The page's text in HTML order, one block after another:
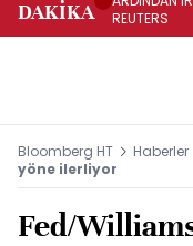
DAKİKA
REUTERS
Bloomberg HT Haberler
yöne ilerliyor
Fed/